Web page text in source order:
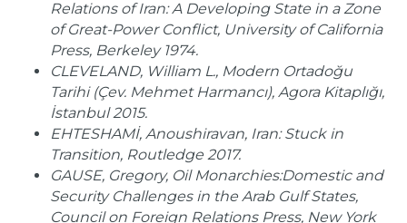
Relations of Iran: A Developing State in a Zone
of Great-Power Conflict, University of California
Press, Berkeley 1974.
CLEVELAND, William L., Modern Ortadoğu
Tarihi (Çev. Mehmet Harmancı), Agora Kitaplığı,
İstanbul 2015.
EHTESHAMİ, Anoushiravan, Iran: Stuck in
Transition, Routledge 2017.
GAUSE, Gregory, Oil Monarchies:Domestic and
Security Challenges in the Arab Gulf States,
Council on Foreign Relations Press, New York